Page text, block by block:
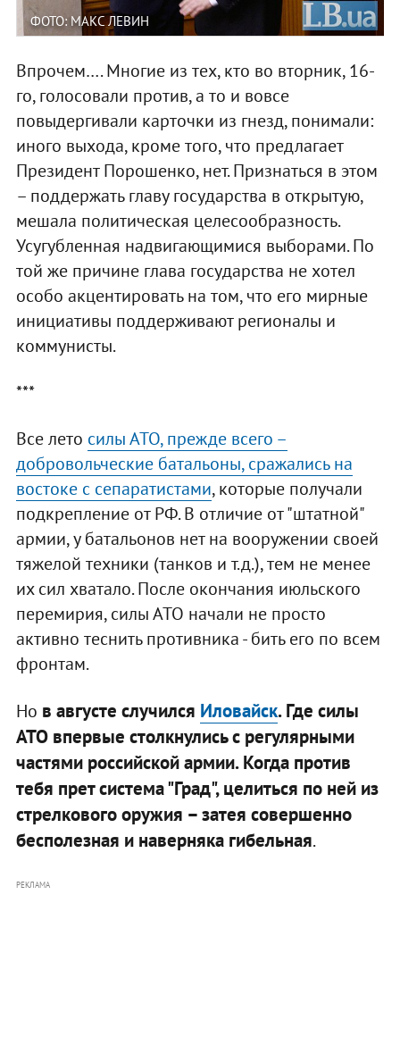
ФОТО: МАКС ЛЕВИН
Впрочем…. Многие из тех, кто во вторник, 16-
го, голосовали против, а то и вовсе
повыдергивали карточки из гнезд, понимали:
иного выхода, кроме того, что предлагает
Президент Порошенко, нет. Признаться в этом
– поддержать главу государства в открытую,
мешала политическая целесообразность.
Усугубленная надвигающимися выборами. По
той же причине глава государства не хотел
особо акцентировать на том, что его мирные
инициативы поддерживают регионалы и
коммунисты.
***
Все лето силы АТО, прежде всего –
добровольческие батальоны, сражались на
востоке с сепаратистами, которые получали
подкрепление от РФ. В отличие от "штатной"
армии, у батальонов нет на вооружении своей
тяжелой техники (танков и т.д.), тем не менее
их сил хватало. После окончания июльского
перемирия, силы АТО начали не просто
активно теснить противника - бить его по всем
фронтам.
Но в августе случился Иловайск. Где силы
АТО впервые столкнулись с регулярными
частями российской армии. Когда против
тебя прет система "Град", целиться по ней из
стрелкового оружия – затея совершенно
бесполезная и наверняка гибельная.
РЕКЛАМА